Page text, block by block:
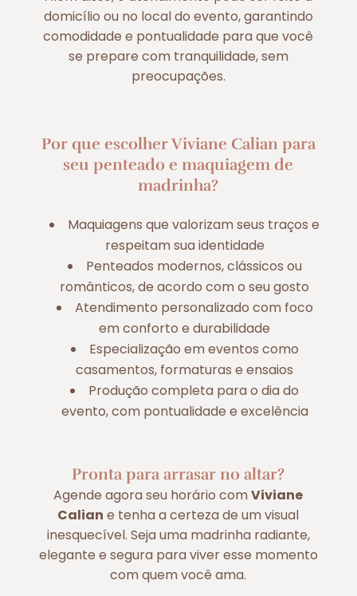
domicílio ou no local do evento, garantindo
comodidade e pontualidade para que você
se prepare com tranquilidade, sem
preocupações.
Por que escolher Viviane Calian para
seu penteado e maquiagem de
madrinha?
Maquiagens que valorizam seus traços e
respeitam sua identidade
Penteados modernos, clássicos ou
românticos, de acordo com o seu gosto
Atendimento personalizado com foco
em conforto e durabilidade
Especialização em eventos como
casamentos, formaturas e ensaios
Produção completa para o dia do
evento, com pontualidade e excelência
Pronta para arrasar no altar?
Agende agora seu horário comViviane
Calian e tenha a certeza de um visual
inesquecível. Seja uma madrinha radiante,
elegante e segura para viver esse momento
com quem você ama.